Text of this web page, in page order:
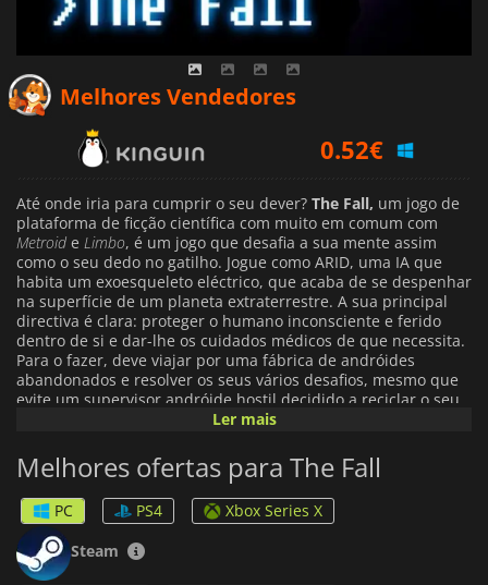
Melhores Vendedores
0.57€
1.09€
Até onde iria para cumprir o seu dever? The Fall, um jogo de
plataforma de ficção científica com muito em comum com
Metroid e Limbo, é um jogo que desafia a sua mente assim
como o seu dedo no gatilho. Jogue como ARID, uma IA que
habita um exoesqueleto eléctrico, que acaba de se despenhar
na superfície de um planeta extraterrestre. A sua principal
directiva é clara: proteger o humano inconsciente e ferido
dentro de si e dar-lhe os cuidados médicos de que necessita.
Para o fazer, deve viajar por uma fábrica de andróides
abandonados e resolver os seus vários desafios, mesmo que
evite um supervisor andróide hostil decidido a reciclar o seu
um conto aclamado pela crítica que apresenta personagens
com diálogo vocalizado, um mundo atmosférico de ficção
científica e puzzles que se encaixam bem no seu enredo. Vai
cumprir a sua directiva principal ou está destinado ao monte
de sucata?
Ler mais
Melhores ofertas para The Fall
PC PS4
Xbox Series X
Steam